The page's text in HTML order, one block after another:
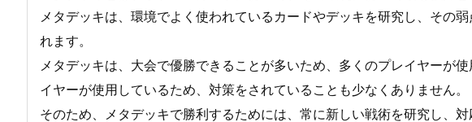
メタデッキは、環境でよく使われているカードやデッキを研究し、その
れます。
メタデッキは、大会で優勝できることが多いため、多くのプレイヤーが
イヤーが使用しているため、対策をされていることも少なくありません。
そのため、メタデッキで勝利するためには、常に新しい戦術を研究し、対